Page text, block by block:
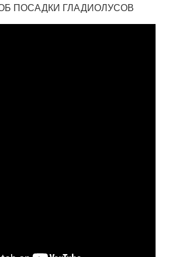
ПОСАДКИ ГЛАДИОЛУСОВ